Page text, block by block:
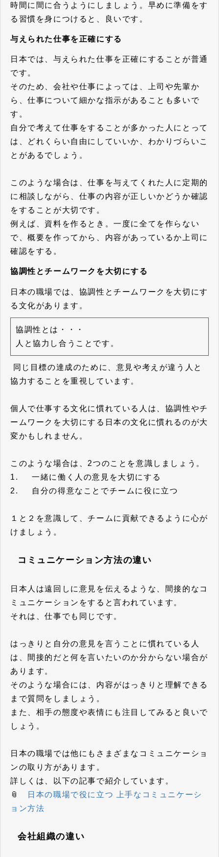
時間に間に合うようにしましょう。早めに準備をす
る習慣を身につけると、良いです。
与えられた仕事を正確にする
日本では、与えられた仕事を正確にすることが普通
です。
そのため、会社や仕事によっては、上司や先輩か
ら、仕事について細かな指示があることも多いで
す。
自分で考えて仕事をすることが多かった人にとって
は、どれくらい自由にしていいか、わかりづらいこ
とがあるでしょう。
このような場合は、仕事を与えてくれた人に定期的
に相談しながら、仕事の内容が正しいかどうか確認
をすることが大切です。
例えば、資料を作るとき。一度に全てを作らない
で、概要を作ってから、内容があっているか上司に
確認をする。
協調性とチームワークを大切にする
日本の職場では、協調性とチームワークを大切にす
る文化があります。
協調性とは・・・
人と協力し合うことです。
同じ目標の達成のために、意見や考えが違う人と
協力することを重視しています。
個人で仕事する文化に慣れている人は、協調性やチ
ームワークを大切にする日本の文化に慣れるのが大
変かもしれません。
このような場合は、2つのことを意識しましょう。
1. 一緒に働く人の意見を大切にする
2. 自分の得意なことでチームに役に立つ
１と２を意識して、チームに貢献できるように心が
けましょう。
コミュニケーション方法の違い
日本人は遠回しに意見を伝えるような、間接的なコ
ミュニケーションをすると言われています。
それは、仕事でも同じです。
はっきりと自分の意見を言うことに慣れている人
は、間接的だと何を言いたいのか分からない場合が
あります。
そのような場合には、内容がはっきりと理解できる
まで質問をしましょう。
また、相手の態度や表情にも注目してみると良いで
しょう。
日本の職場では他にもさまざまなコミュニケーショ
ンの取り方があります。
詳しくは、以下の記事で紹介しています。
📎
日本の職場で役に立つ 上手なコミュニケーシ
ョン方法
会社組織の違い